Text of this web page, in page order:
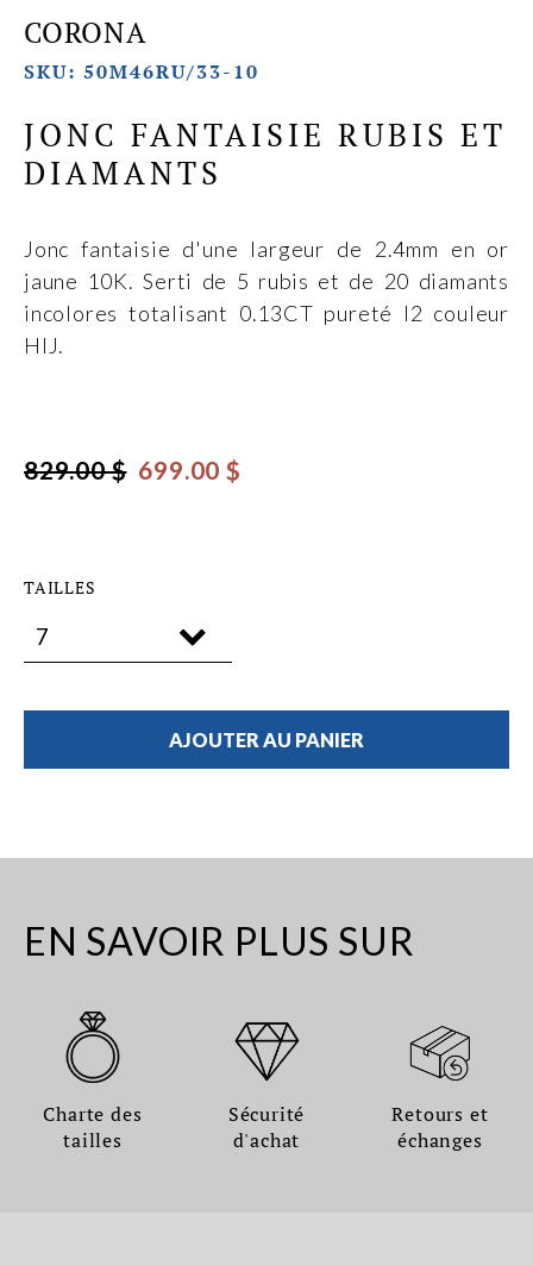
CORONA
SKU: 50M46RU/33-10
JONC FANTAISIE RUBIS ET
DIAMANTS
Jonc fantaisie d'une largeur de 2.4mm en or
jaune 10K. Serti de 5 rubis et de 20 diamants
incolores totalisant 0.13CT pureté I2 couleur
HIJ.
829.00 $ 699.00 $
TAILLES
AJOUTER AU PANIER
EN SAVOIR PLUS SUR
Charte des
tailles
Sécurité
d'achat
Retours et
échanges